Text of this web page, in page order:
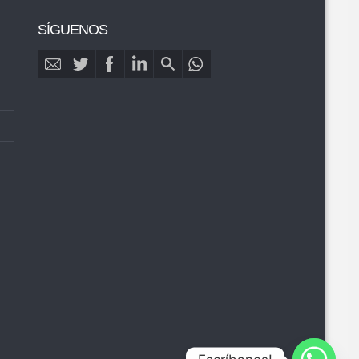
SÍGUENOS